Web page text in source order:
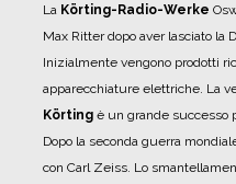
La Körting-Radio-Werke
Max Ritter dopo aver lasciato la
Inizialmente vengono prodotti
apparecchiature elettriche. La
Körting è un grande successo
Dopo la seconda guerra
con Carl Zeiss. Lo